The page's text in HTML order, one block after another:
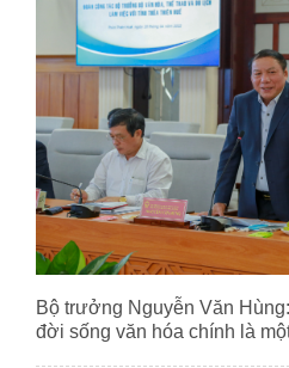
Bộ trưởng Nguyễn Văn
đời sống văn hóa chính là